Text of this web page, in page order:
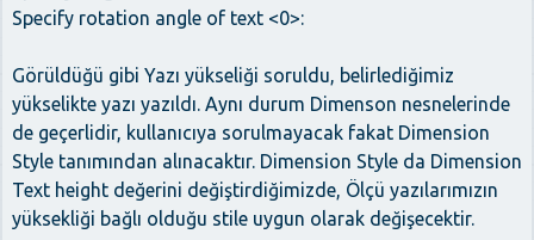
Specify rotation angle of text <0>:
Görüldüğü gibi Yazı yükseliği soruldu, belirlediğimiz
yükselikte yazı yazıldı. Aynı durum Dimenson nesnelerinde
de geçerlidir, kullanıcıya sorulmayacak fakat Dimension
Style tanımından alınacaktır. Dimension Style da Dimension
Text height değerini değiştirdiğimizde, Ölçü yazılarımızın
yüksekliği bağlı olduğu stile uygun olarak değişecektir.